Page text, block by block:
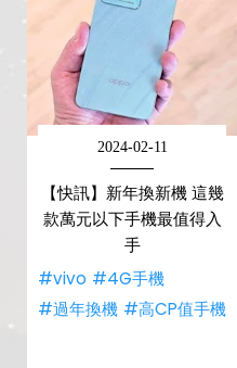
2024-02-11
【快訊】新年換新機 這幾
款萬元以下手機最值得入
手
#vivo #4G手機
#過年換機 #高CP值手機